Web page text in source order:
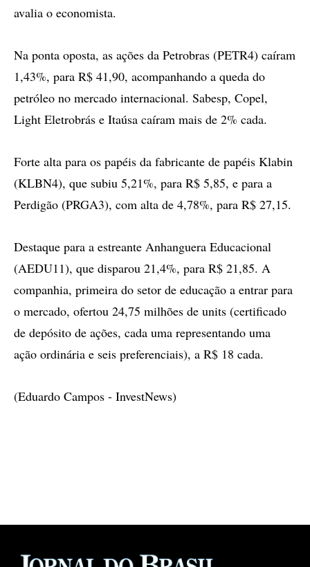
avalia o economista.
Na ponta oposta, as ações da Petrobras (PETR4) caíram
1,43%, para R$ 41,90, acompanhando a queda do
petróleo no mercado internacional. Sabesp, Copel,
Light Eletrobrás e Itaúsa caíram mais de 2% cada.
Forte alta para os papéis da fabricante de papéis Klabin
(KLBN4), que subiu 5,21%, para R$ 5,85, e para a
Perdigão (PRGA3), com alta de 4,78%, para R$ 27,15.
Destaque para a estreante Anhanguera Educacional
(AEDU11), que disparou 21,4%, para R$ 21,85. A
companhia, primeira do setor de educação a entrar para
o mercado, ofertou 24,75 milhões de units (certificado
de depósito de ações, cada uma representando uma
ação ordinária e seis preferenciais), a R$ 18 cada.
(Eduardo Campos - InvestNews)